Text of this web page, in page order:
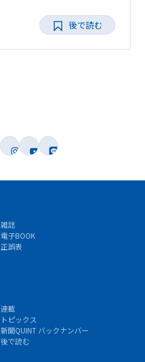
後で読む
雑誌
電子BOOK
正誤表
連載
トピックス
新聞QUINT バックナンバー
後で読む